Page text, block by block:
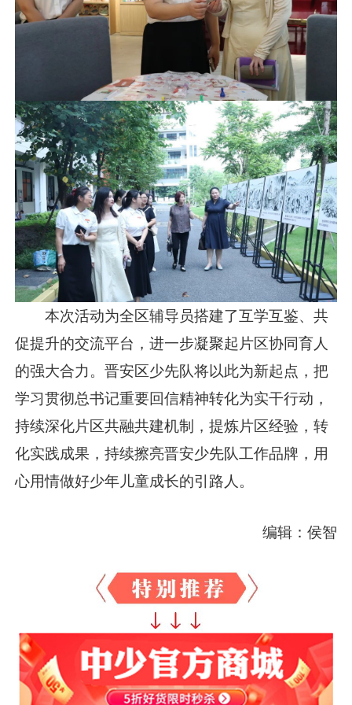
本次活动为全区辅导员搭建了互学互鉴、共
促提升的交流平台，进一步凝聚起片区协同育人
的强大合力。晋安区少先队将以此为新起点，把
学习贯彻总书记重要回信精神转化为实干行动，
持续深化片区共融共建机制，提炼片区经验，转
化实践成果，持续擦亮晋安少先队工作品牌，用
心用情做好少年儿童成长的引路人。
编辑：侯智